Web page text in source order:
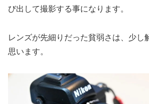
び出して撮影する事になります。
レンズが先細りだった貧弱さは、少し
思います。